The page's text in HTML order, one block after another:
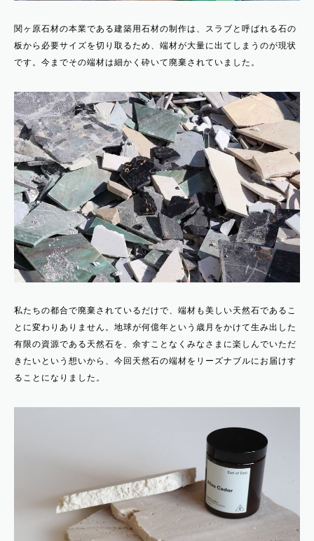
関ヶ原石材の本業である建築用石材の制作は、スラブと呼ばれる石の
板から必要サイズを切り取るため、端材が大量に出てしまうのが現状
です。今までその端材は細かく砕いて廃棄されていました。
私たちの都合で廃棄されているだけで、端材も美しい天然石であるこ
とに変わりありません。地球が何億年という歳月をかけて生み出した
有限の資源である天然石を、余すことなくみなさまに楽しんでいただ
きたいという想いから、今回天然石の端材をリーズナブルにお届けす
ることになりました。